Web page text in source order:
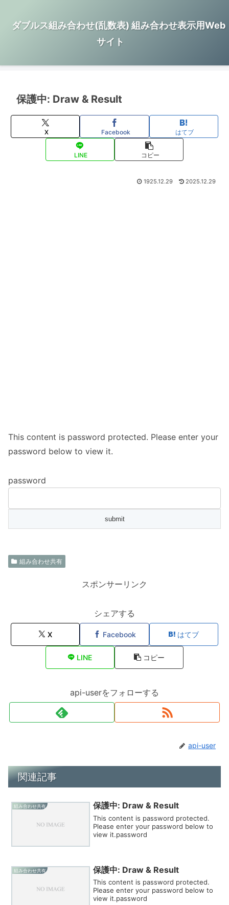
ダブルス組み合わせ(乱数表) 組み合わせ表示用Web
サイト
保護中: Draw & Result
X Facebook はてブ
LINE コピー
1925.12.29 2025.12.29
This content is password protected. Please enter your
password below to view it.
password
組み合わせ共有
スポンサーリンク
シェアする
X Facebook はてブ
LINE コピー
api-userをフォローする
api-user
関連記事
組み合わせ共有 保護中: Draw & Result
This content is password protected.
Please enter your password below to
view it.password
組み合わせ共有 保護中: Draw & Result
This content is password protected.
Please enter your password below to
view it.password